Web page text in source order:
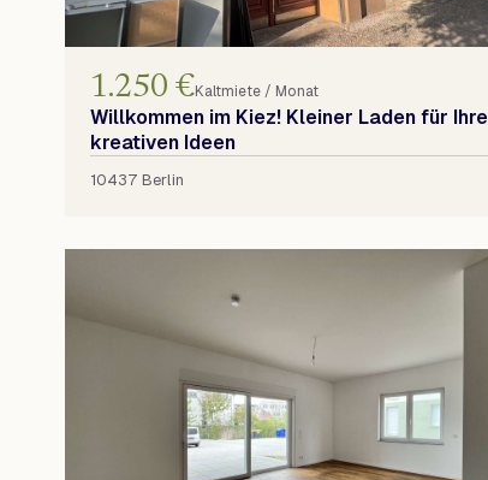
1.250 €Kaltmiete / Monat
Willkommen im Kiez! Kleiner Laden für Ihre
kreativen Ideen
10437 Berlin